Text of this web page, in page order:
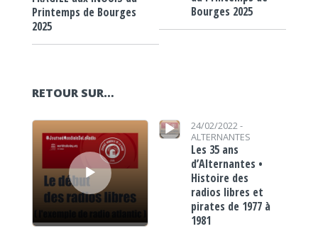
Printemps de Bourges
2025
Bourges 2025
RETOUR SUR…
Lecteur audio
Lecteur audio
24/02/2022 -
ALTERNANTES
Les 35 ans
d’Alternantes •
Histoire des
radios libres et
pirates de 1977 à
1981